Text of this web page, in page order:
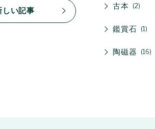
しい記事 古本 2
鑑賞石 1
陶磁器 16